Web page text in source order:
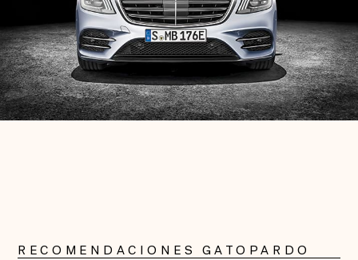
RECOMENDACIONES GATOPARDO